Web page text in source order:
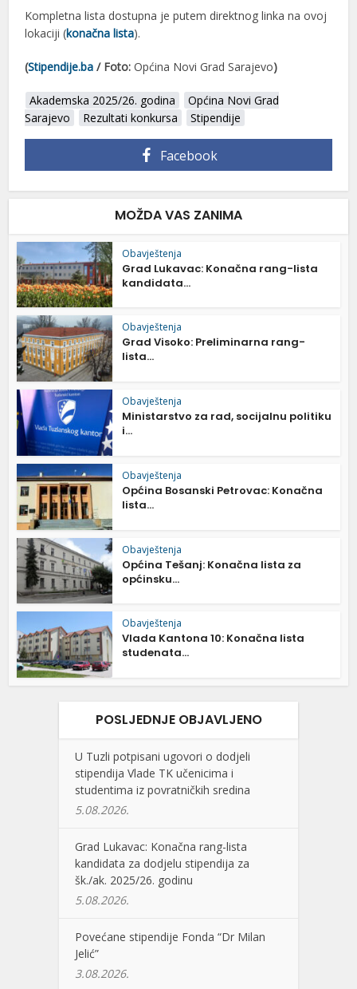
Kompletna lista dostupna je putem direktnog linka na ovoj
lokaciji (konačna lista).
(Stipendije.ba / Foto:Općina Novi Grad Sarajevo)
Akademska 2025/26. godina
Općina Novi Grad
Sarajevo
Rezultati konkursa Stipendije
Facebook
MOŽDA VAS ZANIMA
Obavještenja
Grad Lukavac: Konačna rang-lista
kandidata...
Obavještenja
Grad Visoko: Preliminarna rang-
lista...
Obavještenja
Ministarstvo za rad, socijalnu politiku
i...
Obavještenja
Općina Bosanski Petrovac: Konačna
lista...
Obavještenja
Općina Tešanj: Konačna lista za
općinsku...
Obavještenja
Vlada Kantona 10: Konačna lista
studenata...
POSLJEDNJE OBJAVLJENO
U Tuzli potpisani ugovori o dodjeli
stipendija Vlade TK učenicima i
studentima iz povratničkih sredina
5.08.2026.
Grad Lukavac: Konačna rang-lista
kandidata za dodjelu stipendija za
šk./ak. 2025/26. godinu
5.08.2026.
Povećane stipendije Fonda “Dr Milan
Jelić”
3.08.2026.